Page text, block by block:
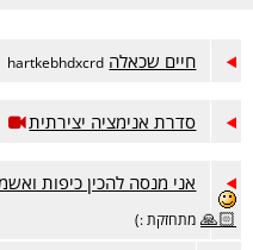
חיים שכאלה hartkebhdxcrd
סדרת אנימציה יצירתית
אני מנסה להכין כיפות
🙏🏻 מתחזקת :)